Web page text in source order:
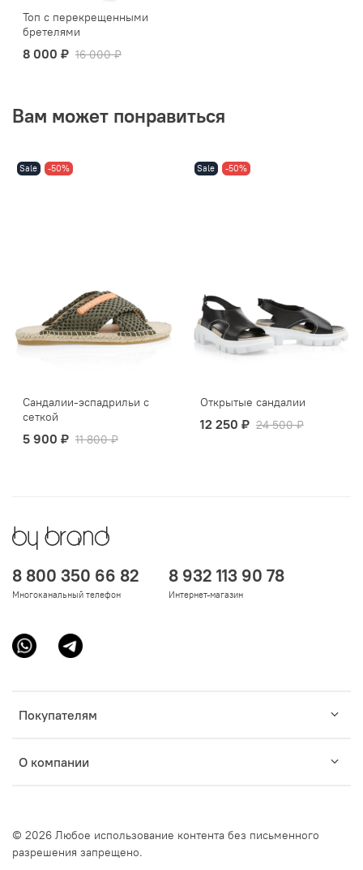
Топ с перекрещенными
бретелями
8 000 ₽ 16 000 ₽
Вам может понравиться
Sale -50%
Сандалии-эспадрильи с
сеткой
5 900 ₽ 11 800 ₽
Sale -50%
Открытые сандалии
12 250 ₽ 24 500 ₽
Покупателям
О компании
8 800 350 66 82
Многоканальный телефон
8 932 113 90 78
Интернет-магазин
© 2026 Любое использование контента без письменного
разрешения запрещено.